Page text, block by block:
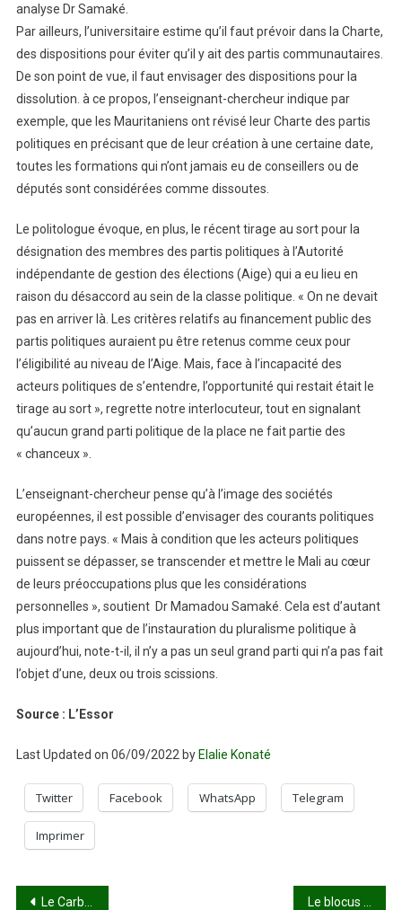
analyse Dr Samaké.
Par ailleurs, l’universitaire estime qu’il faut prévoir dans la Charte,
des dispositions pour éviter qu’il y ait des partis communautaires.
De son point de vue, il faut envisager des dispositions pour la
dissolution. à ce propos, l’enseignant-chercheur indique par
exemple, que les Mauritaniens ont révisé leur Charte des partis
politiques en précisant que de leur création à une certaine date,
toutes les formations qui n’ont jamais eu de conseillers ou de
députés sont considérées comme dissoutes.
Le politologue évoque, en plus, le récent tirage au sort pour la
désignation des membres des partis politiques à l’Autorité
indépendante de gestion des élections (Aige) qui a eu lieu en
raison du désaccord au sein de la classe politique. « On ne devait
pas en arriver là. Les critères relatifs au financement public des
partis politiques auraient pu être retenus comme ceux pour
l’éligibilité au niveau de l’Aige. Mais, face à l’incapacité des
acteurs politiques de s’entendre, l’opportunité qui restait était le
tirage au sort », regrette notre interlocuteur, tout en signalant
qu’aucun grand parti politique de la place ne fait partie des
« chanceux ».
L’enseignant-chercheur pense qu’à l’image des sociétés
européennes, il est possible d’envisager des courants politiques
dans notre pays. « Mais à condition que les acteurs politiques
puissent se dépasser, se transcender et mettre le Mali au cœur
de leurs préoccupations plus que les considérations
personnelles », soutient Dr Mamadou Samaké. Cela est d’autant
plus important que de l’instauration du pluralisme politique à
aujourd’hui, note-t-il, il n’y a pas un seul grand parti qui n’a pas fait
l’objet d’une, deux ou trois scissions.
Source : L’Essor
Last Updated on 06/09/2022 by Elalie Konaté
Twitter Facebook WhatsApp Telegram
Imprimer
Navigation
Le Carburant baisse à nouveau